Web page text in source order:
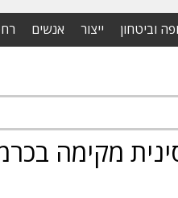
וביטחון ייצור אנשים
מקימה